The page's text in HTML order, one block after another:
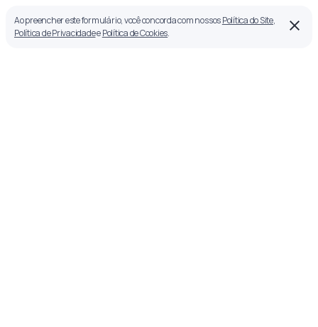
Ao preencher este formulário, você concorda com nossosPolítica do Site,
Política de PrivacidadeePolítica de Cookies.